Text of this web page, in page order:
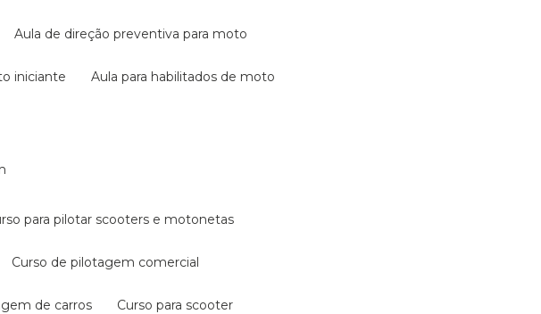
aula de direção preventiva para moto
iniciante aula para habilitados de moto
para pilotar scooters e motonetas
curso de pilotagem comercial
de carros curso para scooter